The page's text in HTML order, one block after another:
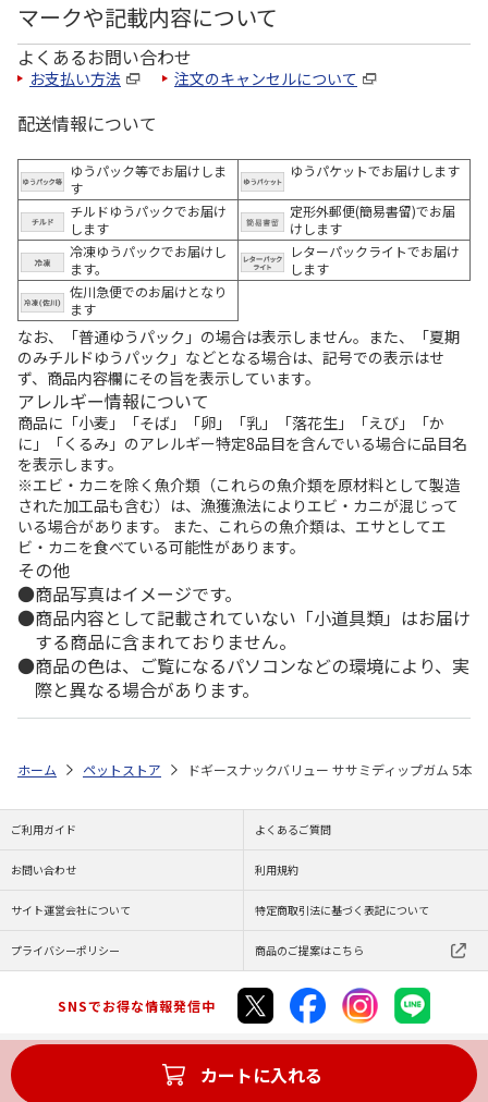
マークや記載内容について
よくあるお問い合わせ
お支払い方法 注文のキャンセルについて
配送情報について
ゆうパック等でお届けしま
す
ゆうパケットでお届けします
チルドゆうパックでお届け
します
定形外郵便(簡易書留)でお届
けします
冷凍ゆうパックでお届けし
ます。
レターパックライトでお届け
します
佐川急便でのお届けとなり
ます
なお、「普通ゆうパック」の場合は表示しません。また、「夏期
のみチルドゆうパック」などとなる場合は、記号での表示はせ
ず、商品内容欄にその旨を表示しています。
アレルギー情報について
商品に「小麦」「そば」「卵」「乳」「落花生」「えび」「か
に」「くるみ」のアレルギー特定8品目を含んでいる場合に品目名
を表示します。
※エビ・カニを除く魚介類（これらの魚介類を原材料として製造
された加工品も含む）は、漁獲漁法によりエビ・カニが混じって
いる場合があります。 また、これらの魚介類は、エサとしてエ
ビ・カニを食べている可能性があります。
その他
商品写真はイメージです。
商品内容として記載されていない「小道具類」はお届け
する商品に含まれておりません。
商品の色は、ご覧になるパソコンなどの環境により、実
際と異なる場合があります。
カートに入れる
ホーム ペットストア ドギースナックバリュー ササミディップガム 5本
ご利用ガイド よくあるご質問
お問い合わせ 利用規約
サイト運営会社について 特定商取引法に基づく表記について
プライバシーポリシー 商品のご提案はこちら
SNSでお得な情報発信中